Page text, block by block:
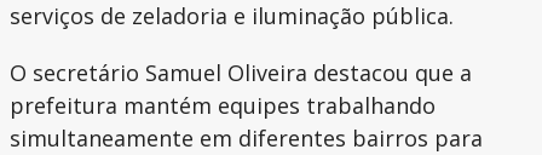
serviços de zeladoria e iluminação pública.
O secretário Samuel Oliveira destacou que a
prefeitura mantém equipes trabalhando
simultaneamente em diferentes bairros para